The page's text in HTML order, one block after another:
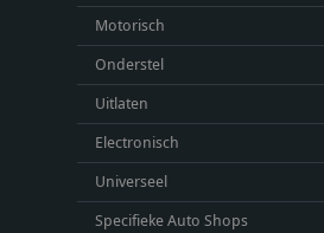
Motorisch
Onderstel
Uitlaten
Electronisch
Universeel
Specifieke Auto Shops